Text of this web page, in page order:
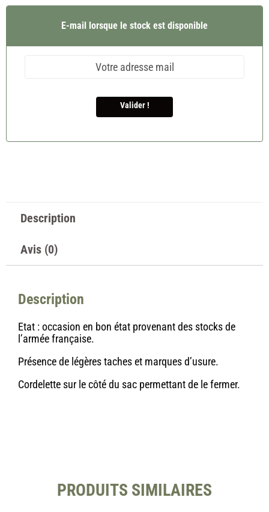
E-mail lorsque le stock est disponible
Valider !
Description
Avis (0)
Description
Etat : occasion en bon état provenant des stocks de
l’armée française.
Présence de légères taches et marques d’usure.
Cordelette sur le côté du sac permettant de le fermer.
PRODUITS SIMILAIRES